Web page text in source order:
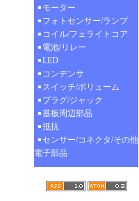
モーター
フォトセンサー/ランプ
コイル/フェライトコア
電池/リレー
LED
コンデンサ
スイッチ/ボリューム
プラグ/ジャック
基板周辺部品
抵抗
センサー/コネクタ/その他
電子部品